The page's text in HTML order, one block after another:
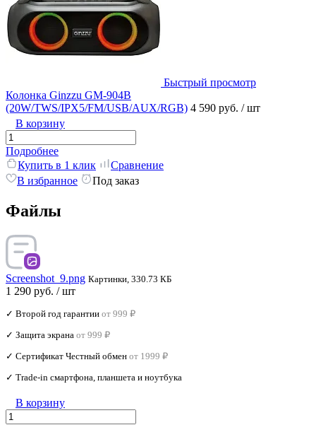
Быстрый просмотр
Колонка Ginzzu GM-904B
(20W/TWS/IPX5/FM/USB/AUX/RGB) 4 590 руб. / шт
В корзину
Подробнее
Купить в 1 клик
Сравнение
В избранное
Под заказ
Файлы
Screenshot_9.png Картинки, 330.73 КБ
1 290 руб. / шт
✓ Второй год гарантии от 999 ₽
✓ Защита экрана от 999 ₽
✓ Сертификат Честный обмен от 1999 ₽
✓ Trade‑in смартфона, планшета и ноутбука
В корзину